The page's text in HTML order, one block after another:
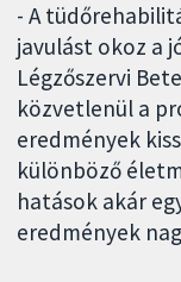
- A
javulást okoz a
Légzőszervi
közvetlenül a
eredmények
különböző
hatások akár
eredmények